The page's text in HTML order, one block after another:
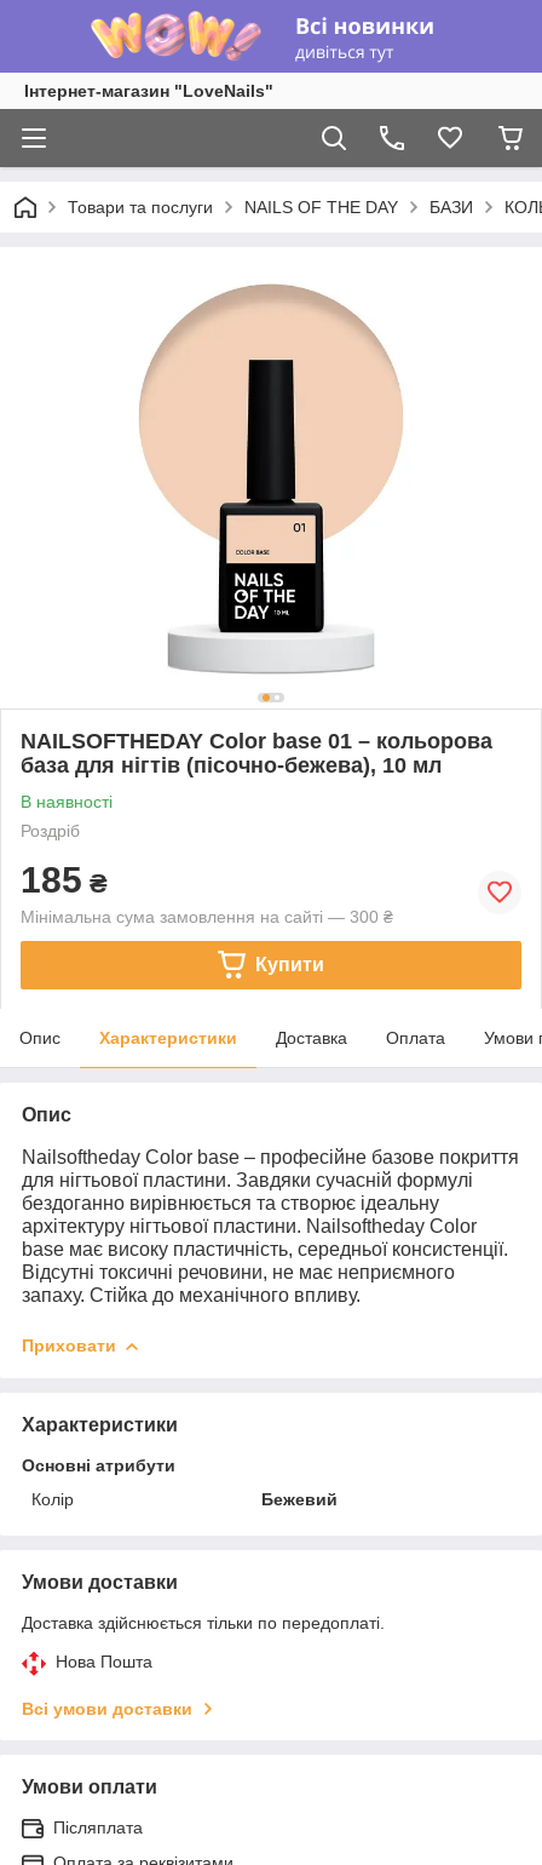
Інтернет-магазин "LoveNails"
Товари та послуги NAILS OF THE DAY БАЗИ
NAILSOFTHEDAY Сolor base 01 – кольорова
база для нігтів (пісочно-бежева), 10 мл
В наявності
Роздріб
185 ₴
Мінімальна сума замовлення на сайті — 300 ₴
Купити
Опис Характеристики Доставка Оплата Умови
Опис
Nailsoftheday Color base – професійне базове покриття
для нігтьової пластини. Завдяки сучасній формулі
бездоганно вирівнюється та створює ідеальну
архітектуру нігтьової пластини. Nailsoftheday Color
base має високу пластичність, середньої консистенції.
Відсутні токсичні речовини, не має неприємного
запаху. Стійка до механічного впливу.
Приховати
Характеристики
Основні атрибути
Колір
Бежевий
Умови доставки
Доставка здійснюється тільки по передоплаті.
Нова Пошта
Всі умови доставки
Умови оплати
Післяплата